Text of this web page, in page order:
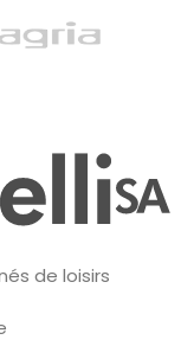
de loisirs